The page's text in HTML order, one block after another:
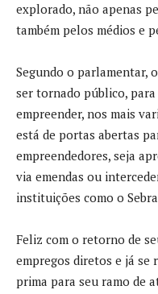
explorado, não apenas
também pelos médios e
Segundo o parlamentar,
ser tornado público,
empreender, nos mais
está de portas abertas
empreendedores, seja
via emendas ou
instituições como o
Feliz com o retorno de
empregos diretos e já se
prima para seu ramo de